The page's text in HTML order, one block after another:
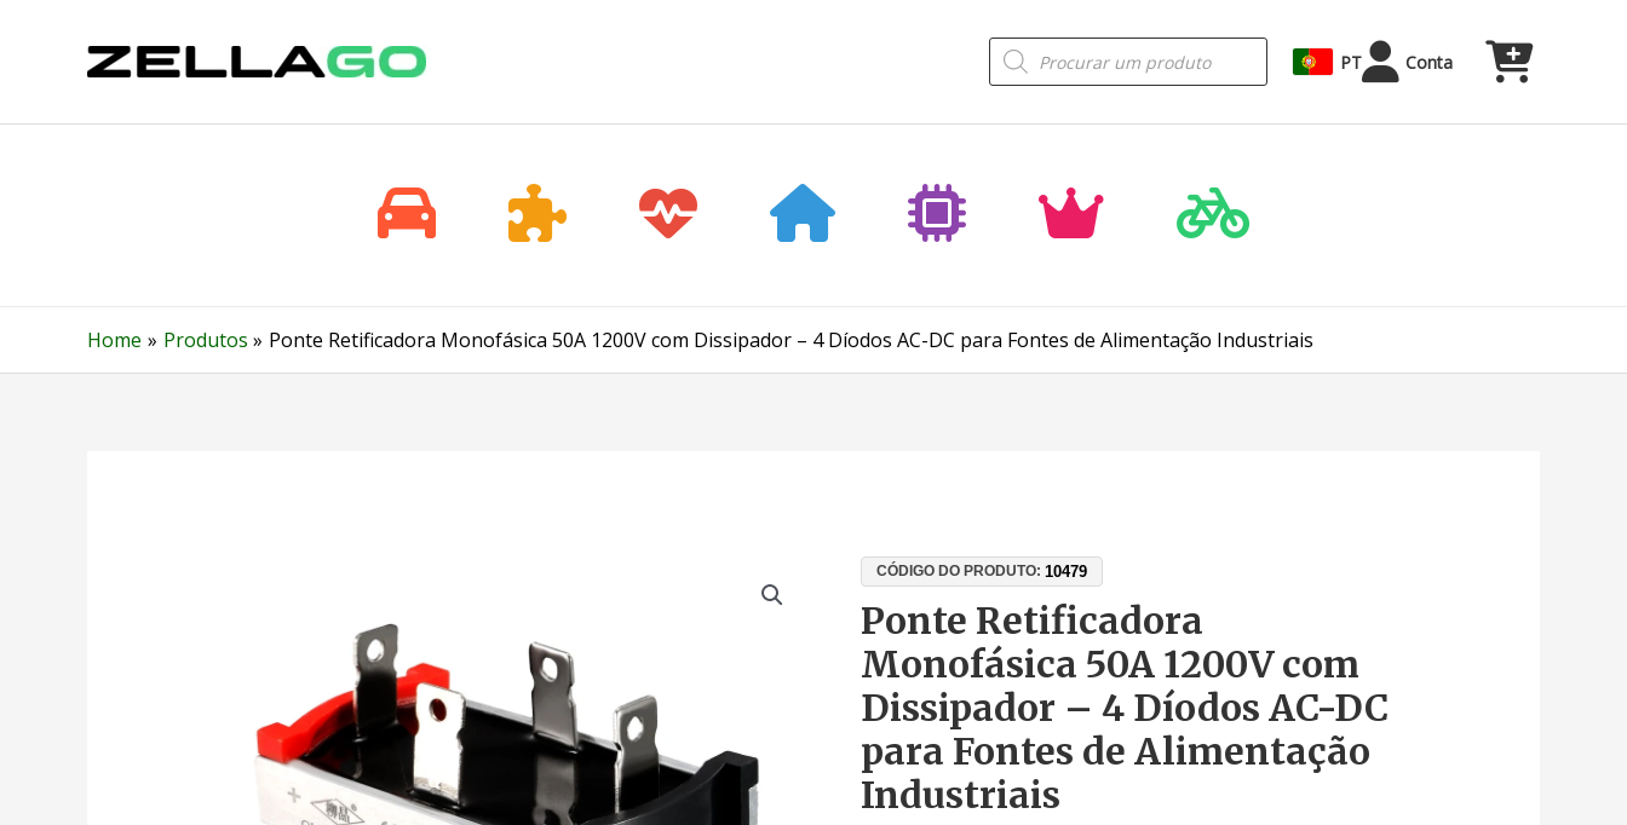
Products
search PT Conta
Home Produtos Ponte Retificadora Monofásica 50A 1200V com Dissipador – 4 Díodos AC-DC para Fontes de Alimentação Industriais
CÓDIGO DO PRODUTO:10479
Ponte Retificadora
Monofásica 50A 1200V com
Dissipador – 4 Díodos AC-DC
para Fontes de Alimentação
Industriais
Quantidade
Ponte
Retificadora
Monofásica
50A
1200V
com
Dissipador